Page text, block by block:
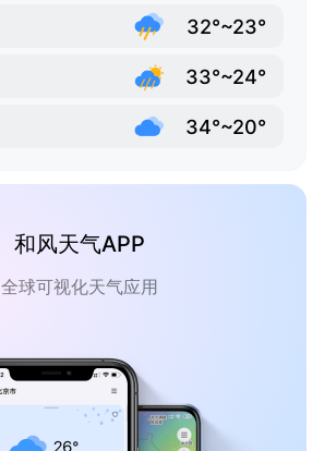
32°~23°
33°~24°
34°~20°
和风天气APP
全球可视化天气应用